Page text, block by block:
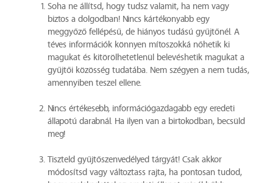
Soha ne állítsd, hogy tudsz valamit, ha nem vagy
biztos a dolgodban! Nincs kártékonyabb egy
meggyőző fellépésű, de hiányos tudású gyűjtőnél. A
téves információk könnyen mítoszokká nőhetik ki
magukat és kitörölhetetlenül belevéshetik magukat a
gyűjtői közösség tudatába. Nem szégyen a nem tudás,
amennyiben teszel ellene.
Nincs értékesebb, információgazdagabb egy eredeti
állapotú darabnál. Ha ilyen van a birtokodban, becsüld
meg!
Tiszteld gyűjtőszenvedélyed tárgyát! Csak akkor
módosítsd vagy változtass rajta, ha pontosan tudod,